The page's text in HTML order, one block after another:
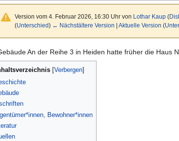
Version vom 4. Februar 2026, 16:30 Uhr von Lothar Kaup (
(Unterschied) ← Nächstältere Version Aktuelle Version (
An der Reihe 3 in Heiden hatte früher die Haus
Bewohner*innen